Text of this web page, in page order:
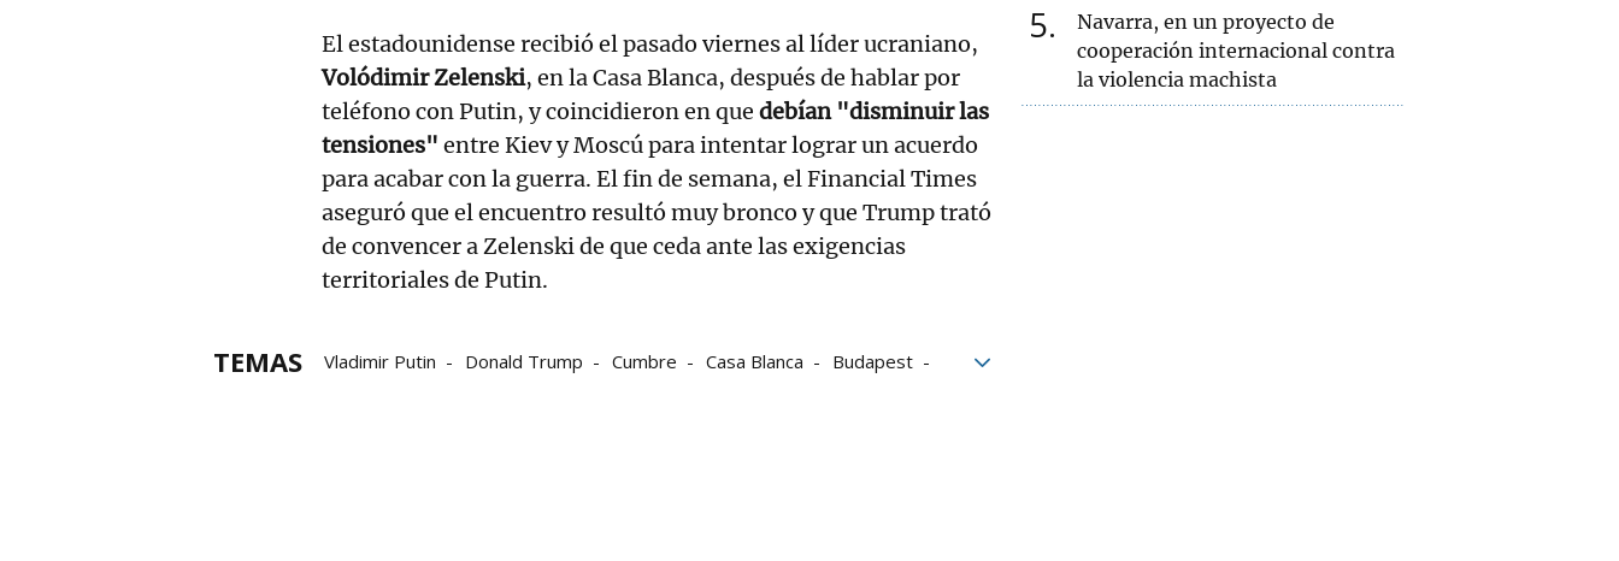
El estadounidense recibió el pasado viernes al líder ucraniano,
Volódimir Zelenski, en la Casa Blanca, después de hablar por
teléfono con Putin, y coincidieron en que debían "disminuir las
tensiones" entre Kiev y Moscú para intentar lograr un acuerdo
para acabar con la guerra. El fin de semana, el Financial Times
aseguró que el encuentro resultó muy bronco y que Trump trató
de convencer a Zelenski de que ceda ante las exigencias
territoriales de Putin.
TEMAS Vladimir Putin Donald Trump Cumbre Casa Blanca
Budapest
5
Navarra, en un proyecto de
cooperación internacional contra
la violencia machista